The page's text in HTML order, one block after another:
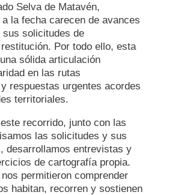
Selva de Matavén,
la fecha carecen de avances
solicitudes de
Por todo ello, esta
sólida articulación
en las rutas
respuestas urgentes acordes
territoriales.
recorrido, junto con las
las solicitudes y sus
desarrollamos entrevistas y
de cartografía propia.
permitieron comprender
habitan, recorren y sostienen